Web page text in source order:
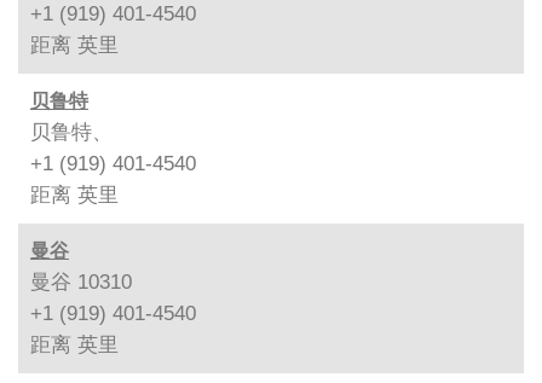
+1 (919) 401-4540
距离 英里
贝鲁特
贝鲁特、
+1 (919) 401-4540
距离 英里
曼谷
曼谷 10310
+1 (919) 401-4540
距离 英里